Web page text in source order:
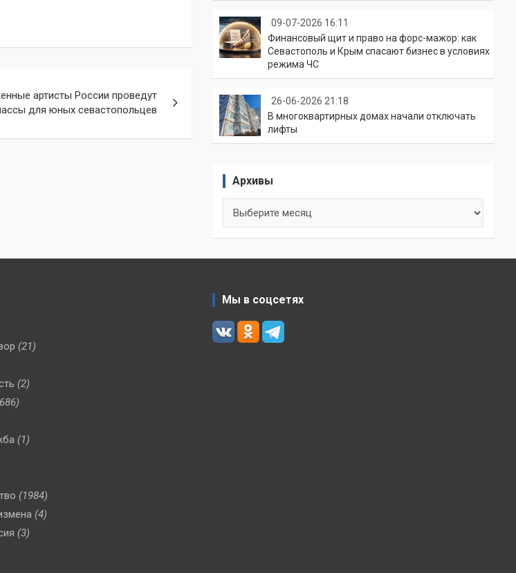
артисты России проведут
для юных севастопольцев
09-07-2026 16:11
Финансовый щит и право на форс-мажор: как
Севастополь и Крым спасают бизнес в условиях
режима ЧС
26-06-2026 21:18
В многоквартирных домах начали отключать
лифты
Архивы
(21)
(2)
(1)
(1984)
(4)
(3)
Мы в соцсетях